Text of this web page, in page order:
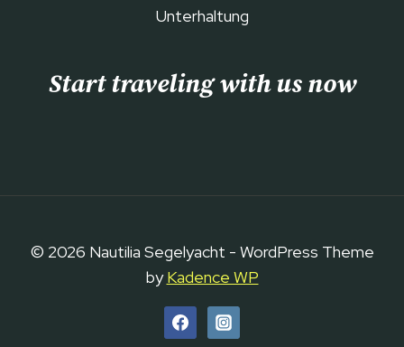
Unterhaltung
Start traveling with us now
© 2026 Nautilia Segelyacht - WordPress Theme
byKadence WP